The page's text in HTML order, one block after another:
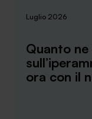
Luglio 2026
Quanto ne
ora con il